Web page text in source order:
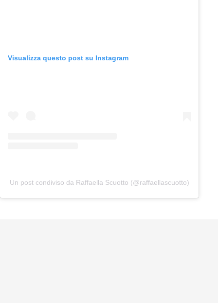
Visualizza questo post su Instagram
Un post condiviso da Raffaella Scuotto (@raffaellascuotto)